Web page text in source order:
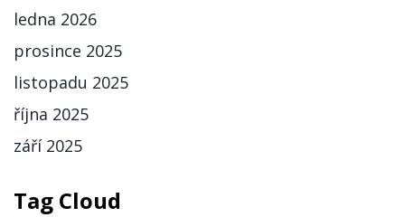
ledna 2026
prosince 2025
listopadu 2025
října 2025
září 2025
Tag Cloud